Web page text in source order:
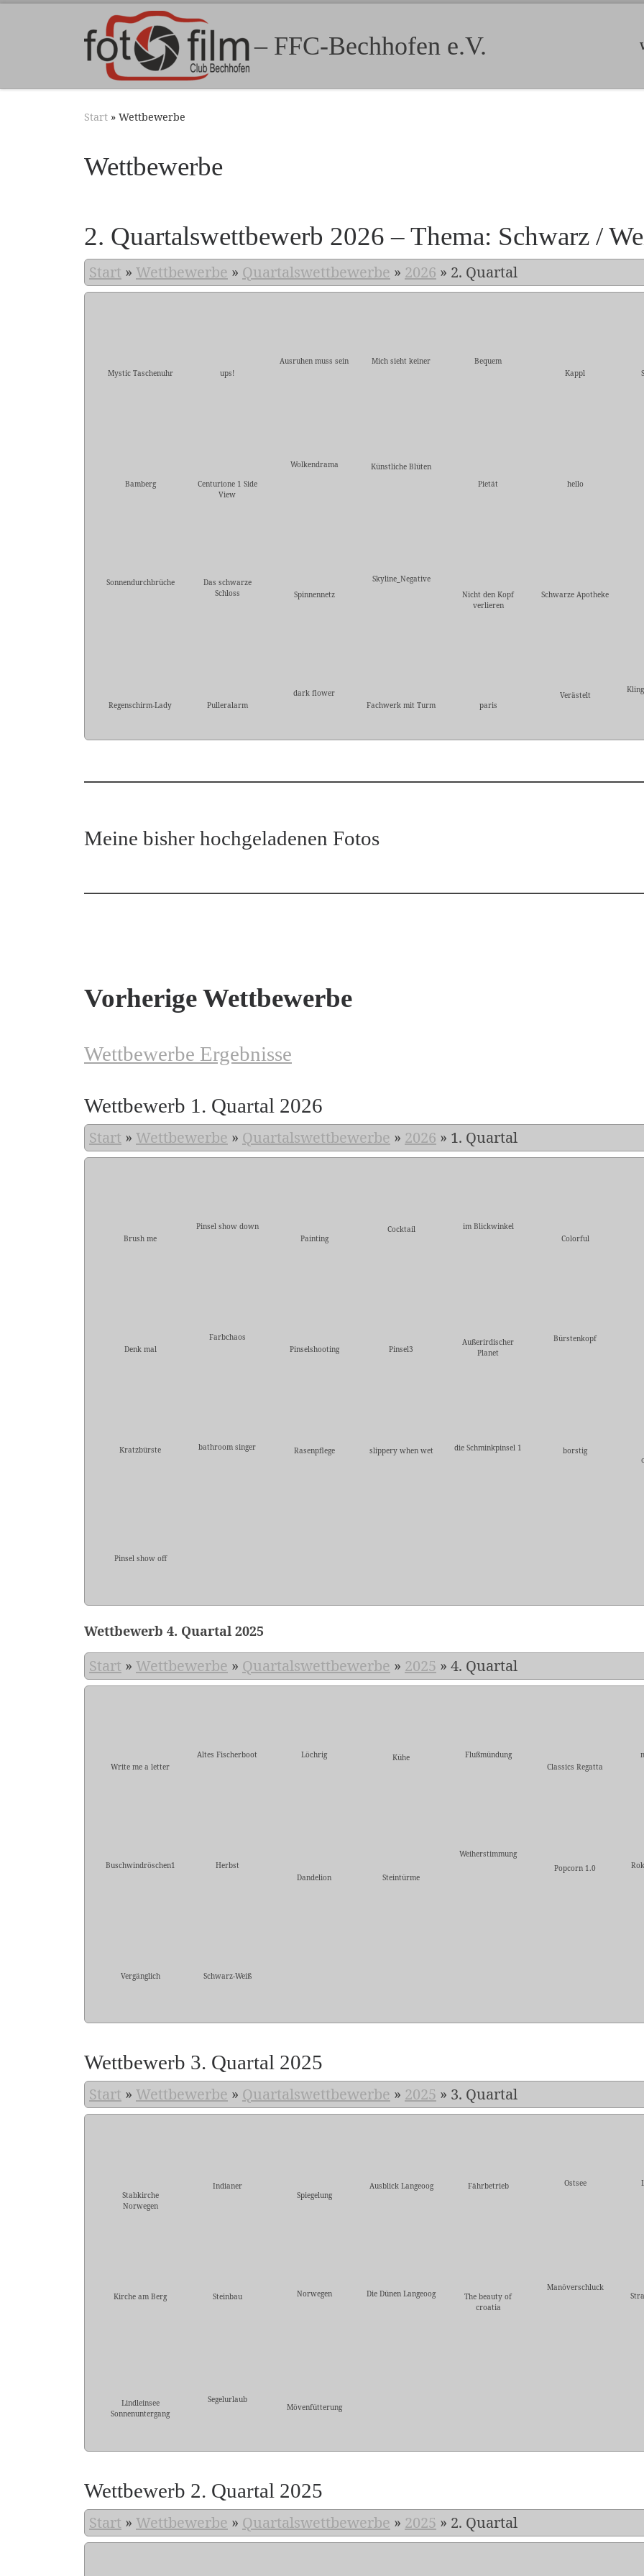
Zum Inhalt springen
– FFC-Bechhofen e.V.
Start » Wettbewerbe
Wettbewerbe
2. Quartalswettbewerb 2026 – Thema: Schwarz /
Start » Wettbewerbe » Quartalswettbewerbe » 2026 » 2. Quartal
Mystic Taschenuhr ups!
Ausruhen muss sein Mich sieht keiner
Bequem
Kappl
Bamberg
Centurione 1 Side
View
Wolkendrama
Künstliche Blüten
Pietät
hello
Sonnendurchbrüche
Das schwarze
Schloss
Spinnennetz
Skyline_Negative
Nicht den Kopf
verlieren
Schwarze Apotheke
Regenschirm-Lady Pulleralarm
dark flower
Fachwerk mit Turm
paris
Verästelt
Meine bisher hochgeladenen Fotos
Vorherige Wettbewerbe
Wettbewerbe Ergebnisse
Wettbewerb 1. Quartal 2026
Start » Wettbewerbe » Quartalswettbewerbe » 2026 » 1. Quartal
Brush me
Pinsel show down
Painting
Cocktail
im Blickwinkel
Colorful
Denk mal
Farbchaos
Pinselshooting
Pinsel3
Außerirdischer
Planet
Bürstenkopf
Kratzbürste bathroom singer Rasenpflege slippery when wet die Schminkpinsel 1
borstig
Pinsel show off
Wettbewerb 4. Quartal 2025
Start » Wettbewerbe » Quartalswettbewerbe » 2025 » 4. Quartal
Write me a letter
Altes Fischerboot Löchrig Kühe
Flußmündung
Classics Regatta
Buschwindröschen1
Herbst
Dandelion
Steintürme
Weiherstimmung
Popcorn 1.0
Vergänglich Schwarz-Weiß
Wettbewerb 3. Quartal 2025
Start » Wettbewerbe » Quartalswettbewerbe » 2025 » 3. Quartal
Stabkirche
Norwegen
Indianer
Spiegelung
Ausblick Langeoog Fährbetrieb Ostsee
Kirche am Berg Steinbau Norwegen Die Dünen Langeoog
The beauty of
croatia
Manöverschluck
Lindleinsee
Sonnenuntergang
Segelurlaub
Mövenfütterung
Wettbewerb 2. Quartal 2025
Start » Wettbewerbe » Quartalswettbewerbe » 2025 » 2. Quartal